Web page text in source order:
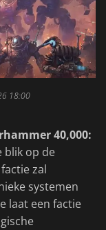
18:00
40,000:
blik op de
zal
systemen
laat een factie